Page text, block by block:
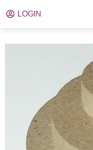
LOGIN